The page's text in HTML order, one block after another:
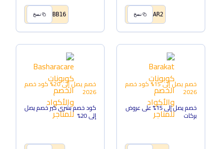
AR2 نسخ BB16 نسخ
خصم يصل إلى 15% كود خصم
2026
خصم يصل إلى 15% على عروض
بركات
خصم يصل إلى 20% كود خصم
2026
كود خصم بشرى كير خصم يصل
إلى 20%